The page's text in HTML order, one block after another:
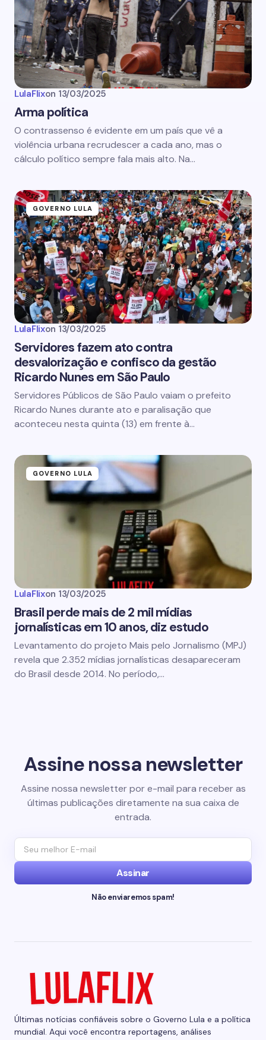
LulaFlixon 13/03/2025
Arma política
O contrassenso é evidente em um país que vê a
violência urbana recrudescer a cada ano, mas o
cálculo político sempre fala mais alto. Na…
GOVERNO LULA
LulaFlixon 13/03/2025
Servidores fazem ato contra
desvalorização e confisco da gestão
Ricardo Nunes em São Paulo
Servidores Públicos de São Paulo vaiam o prefeito
Ricardo Nunes durante ato e paralisação que
aconteceu nesta quinta (13) em frente à…
GOVERNO LULA
LulaFlixon 13/03/2025
Brasil perde mais de 2 mil mídias
jornalísticas em 10 anos, diz estudo
Levantamento do projeto Mais pelo Jornalismo (MPJ)
revela que 2.352 mídias jornalísticas desapareceram
do Brasil desde 2014. No período,…
Assine nossa newsletter
Assine nossa newsletter por e-mail para receber as
últimas publicações diretamente na sua caixa de
entrada.
Assinar
Não enviaremos spam!
Últimas notícias confiáveis sobre o Governo Lula e a política
mundial. Aqui você encontra reportagens, análises